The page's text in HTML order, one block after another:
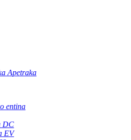
Apetraka
entina
DC
EV